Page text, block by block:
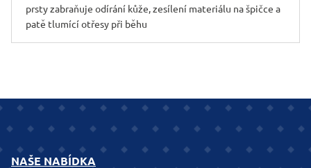
prsty zabraňuje odírání kůže, zesílení materiálu na špičce a
patě tlumící otřesy při běhu
NAŠE NABÍDKA